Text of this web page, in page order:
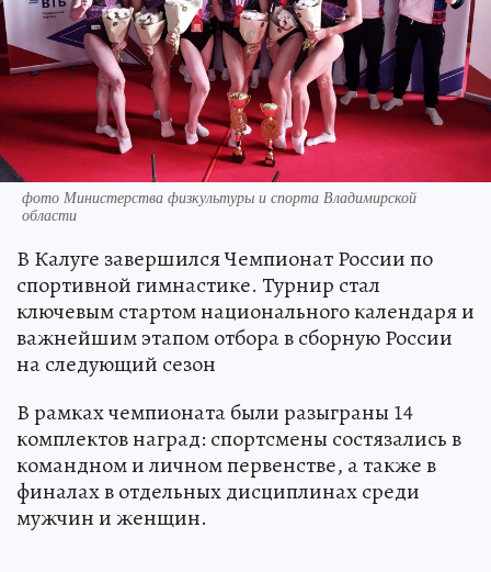
фото Министерства физкультуры и спорта Владимирской
области
В Калуге завершился Чемпионат России по
спортивной гимнастике. Турнир стал
ключевым стартом национального календаря и
важнейшим этапом отбора в сборную России
на следующий сезон
В рамках чемпионата были разыграны 14
комплектов наград: спортсмены состязались в
командном и личном первенстве, а также в
финалах в отдельных дисциплинах среди
мужчин и женщин.